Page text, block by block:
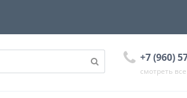
+7 (960)
смотреть все